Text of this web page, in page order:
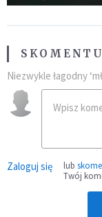
Niezwykle łagodny
Zaloguj się lub
Twój